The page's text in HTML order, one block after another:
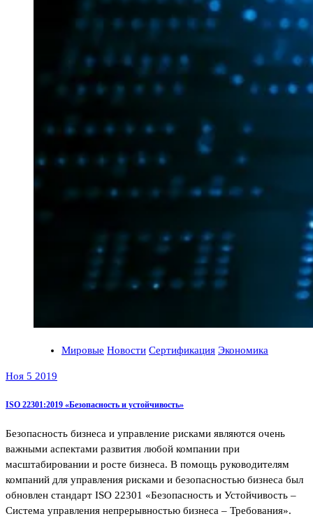
Мировые Новости Сертификация Экономика
Ноя 5 2019
ISO 22301:2019 «Безопасность и устойчивость»
Безопасность бизнеса и управление рисками являются очень
важными аспектами развития любой компании при
масштабировании и росте бизнеса. В помощь руководителям
компаний для управления рисками и безопасностью бизнеса был
обновлен стандарт ISO 22301 «Безопасность и Устойчивость –
Система управления непрерывностью бизнеса – Требования».